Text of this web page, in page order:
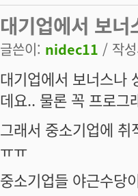
대기업에서 보
글쓴이: nidec11 / 작
대기업에서 보너스나
데요.. 물론 꼭 프로그
그래서 중소기업에
ㅠㅠ
중소기업들 야근수당